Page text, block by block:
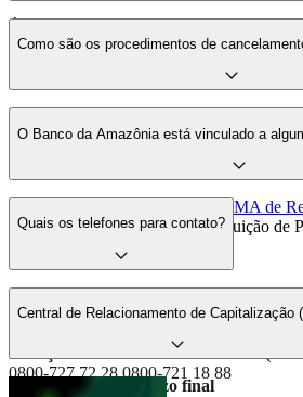
É proibida a venda de título de
anos, conforme o Art. 3º, I do Código
Como são os procedimentos de
Em caso de cancelamento, resgate ou
contatar a Central de Relacionamento de
O Banco da Amazônia está vinculado a
O Banco adere ao
Código ANBIMA de
Práticaspara atividade de Distribuição de
Quais os telefones para contato?
Telefone Geral
4008-3888
Serviço de Atendimento ao Cliente (SAC)
0800-727 72 28 0800-721 18 88
Central de Relacionamento de Capitalização
Resgate antes do prazo final